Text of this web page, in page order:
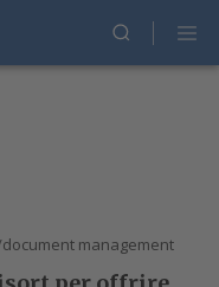
management